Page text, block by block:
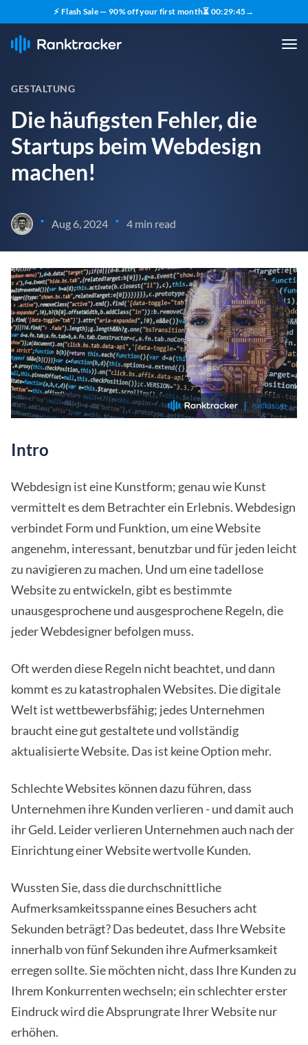
⚡ Flash Sale — 90% off your first month⏳ 00:29:43→
GESTALTUNG
Die häufigsten Fehler, die
Startups beim Webdesign
machen!
• Aug 6, 2024 • 4 min read
Intro
Webdesign ist eine Kunstform; genau wie Kunst
vermittelt es dem Betrachter ein Erlebnis. Webdesign
verbindet Form und Funktion, um eine Website
angenehm, interessant, benutzbar und für jeden leicht
zu navigieren zu machen. Und um eine tadellose
Website zu entwickeln, gibt es bestimmte
unausgesprochene und ausgesprochene Regeln, die
jeder Webdesigner befolgen muss.
Oft werden diese Regeln nicht beachtet, und dann
kommt es zu katastrophalen Websites. Die digitale
Welt ist wettbewerbsfähig; jedes Unternehmen
braucht eine gut gestaltete und vollständig
aktualisierte Website. Das ist keine Option mehr.
Schlechte Websites können dazu führen, dass
Unternehmen ihre Kunden verlieren - und damit auch
ihr Geld. Leider verlieren Unternehmen auch nach der
Einrichtung einer Website wertvolle Kunden.
Wussten Sie, dass die durchschnittliche
Aufmerksamkeitsspanne eines Besuchers acht
Sekunden beträgt? Das bedeutet, dass Ihre Website
innerhalb von fünf Sekunden ihre Aufmerksamkeit
erregen sollte. Sie möchten nicht, dass Ihre Kunden zu
Ihrem Konkurrenten wechseln; ein schlechter erster
Eindruck wird die Absprungrate Ihrer Website nur
erhöhen.